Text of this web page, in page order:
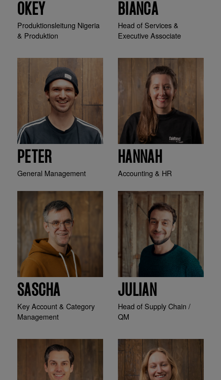
OKEY
Produktionsleitung Nigeria
& Produktion
BIANCA
Head of Services &
Executive Associate
PETER
General Management
HANNAH
Accounting & HR
SASCHA
Key Account & Category
Management
JULIAN
Head of Supply Chain /
QM